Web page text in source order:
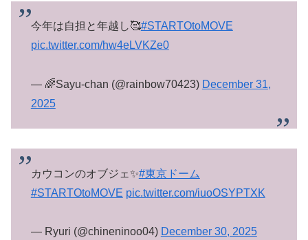
今年は自担と年越し🥰#STARTOtoMOVE
pic.twitter.com/hw4eLVKZe0
— 🌈Sayu-chan (@rainbow70423) December 31,
2025
カウコンのオブジェ✨️#東京ドーム
#STARTOtoMOVE pic.twitter.com/iuoOSYPTXK
— Ryuri (@chineninoo04) December 30, 2025